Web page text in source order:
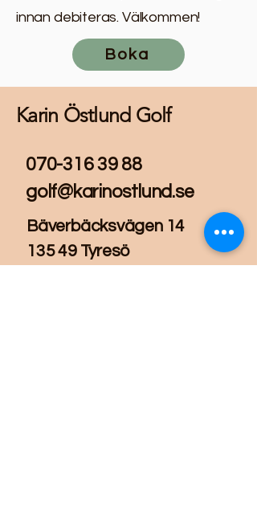
innan debiteras. Välkommen!
Boka
Karin Östlund Golf
070-316 39 88
golf@karinostlund.se
Bäverbäcksvägen 14
135 49 Tyresö